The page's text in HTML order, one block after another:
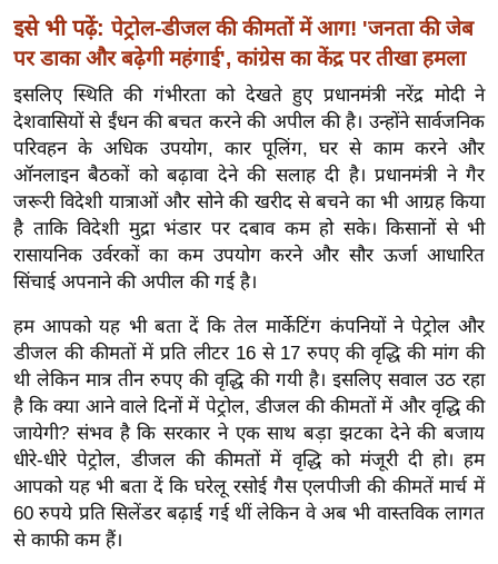
बे
मि
सा
ल
श
ख्सि
य
त
यं
ग
डि
या
सा
हि
त्य
ज
ग
त
इसे भी पढ़ें: पेट्रोल-डीजल की कीमतों में आग! 'जनता की जेब
पर डाका और बढ़ेगी महंगाई', कांग्रेस का केंद्र पर तीखा हमला
इसलिए स्थिति की गंभीरता को देखते हुए प्रधानमंत्री नरेंद्र मोदी ने
देशवासियों से ईंधन की बचत करने की अपील की है। उन्होंने सार्वजनिक
परिवहन के अधिक उपयोग, कार पूलिंग, घर से काम करने और
ऑनलाइन बैठकों को बढ़ावा देने की सलाह दी है। प्रधानमंत्री ने गैर
जरूरी विदेशी यात्राओं और सोने की खरीद से बचने का भी आग्रह किया
है ताकि विदेशी मुद्रा भंडार पर दबाव कम हो सके। किसानों से भी
रासायनिक उर्वरकों का कम उपयोग करने और सौर ऊर्जा आधारित
सिंचाई अपनाने की अपील की गई है।
हम आपको यह भी बता दें कि तेल मार्केटिंग कंपनियों ने पेट्रोल और
डीजल की कीमतों में प्रति लीटर 16 से 17 रुपए की वृद्धि की मांग की
थी लेकिन मात्र तीन रुपए की वृद्धि की गयी है। इसलिए सवाल उठ रहा
है कि क्या आने वाले दिनों में पेट्रोल, डीजल की कीमतों में और वृद्धि की
जायेगी? संभव है कि सरकार ने एक साथ बड़ा झटका देने की बजाय
धीरे-धीरे पेट्रोल, डीजल की कीमतों में वृद्धि को मंजूरी दी हो। हम
आपको यह भी बता दें कि घरेलू रसोई गैस एलपीजी की कीमतें मार्च में
60 रुपये प्रति सिलेंडर बढ़ाई गई थीं लेकिन वे अब भी वास्तविक लागत
से काफी कम हैं।